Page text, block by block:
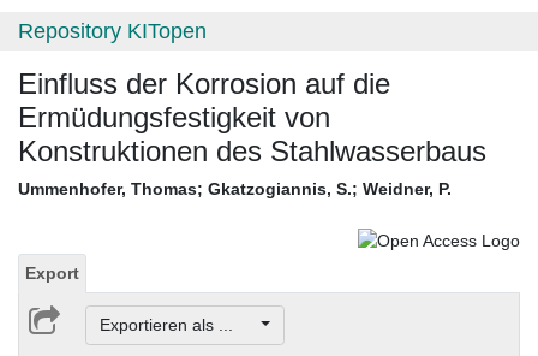
Repository KITopen
Einfluss der Korrosion auf die
Ermüdungsfestigkeit von
Konstruktionen des Stahlwasserbaus
Ummenhofer, Thomas; Gkatzogiannis, S.; Weidner, P.
Export
Exportieren als ...